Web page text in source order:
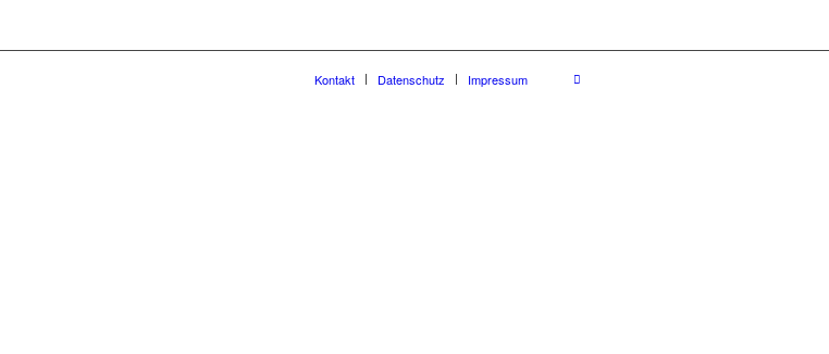
Kontakt Datenschutz Impressum